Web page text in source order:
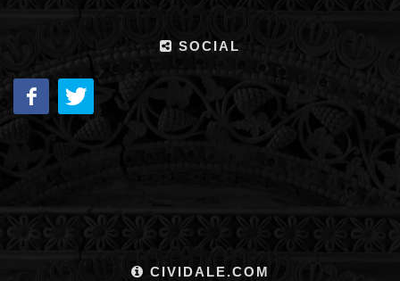
SOCIAL
CIVIDALE.COM